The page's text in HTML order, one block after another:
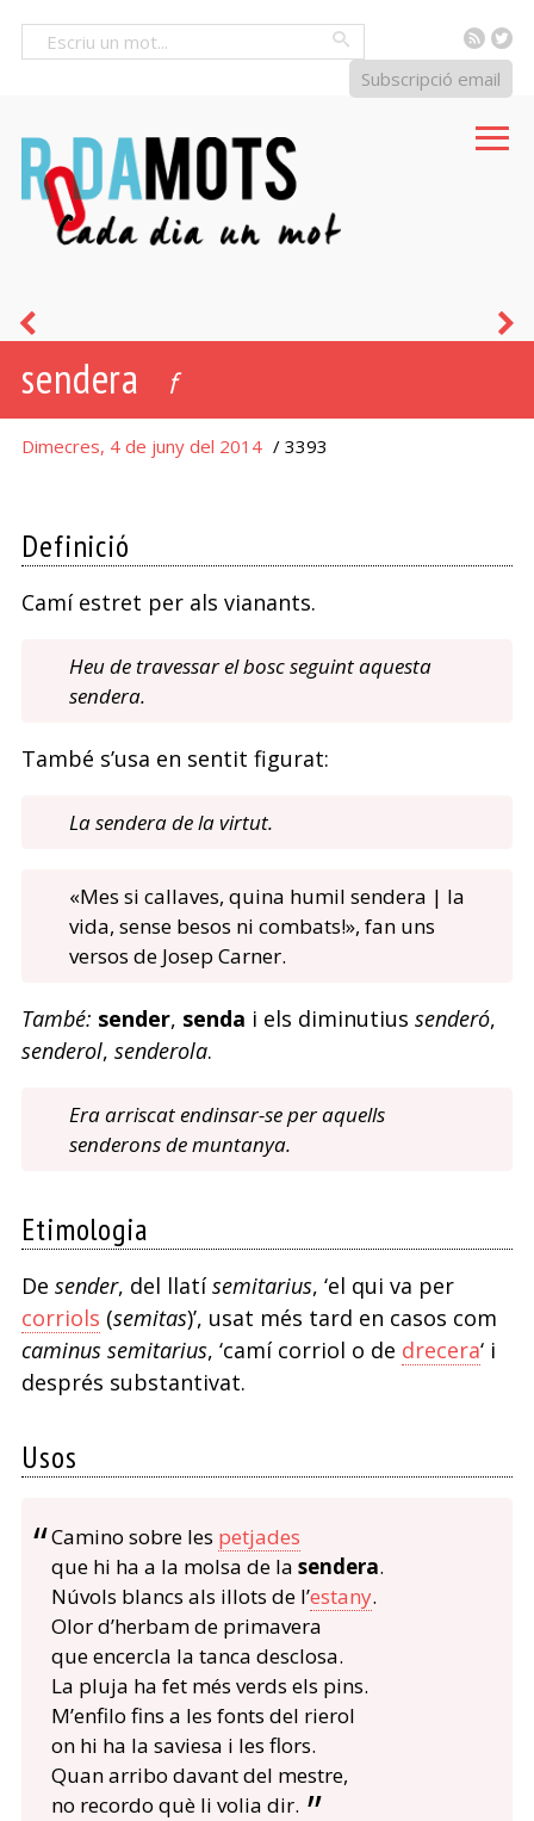
RSS
Subscripció email
sendera f
Dimecres, 4 de juny del 2014 / 3393
Definició
Camí estret per als vianants.
Heu de travessar el bosc seguint aquesta
sendera.
També s’usa en sentit figurat:
La sendera de la virtut.
«Mes si callaves, quina humil sendera | la
vida, sense besos ni combats!», fan uns
versos de Josep Carner.
També: sender, senda i els diminutius senderó,
senderol, senderola.
Era arriscat endinsar-se per aquells
senderons de muntanya.
Etimologia
De sender, del llatísemitarius, ‘el qui va per
corriols (semitas)’, usat més tard en casos com
caminus semitarius, ‘camí corriol o de drecera‘ i
després substantivat.
Usos
Camino sobre les petjades
que hi ha a la molsa de la sendera.
Núvols blancs als illots de l’estany.
Olor d’herbam de primavera
que encercla la tanca desclosa.
La pluja ha fet més verds els pins.
M’enfilo fins a les fonts del rierol
on hi ha la saviesa i les flors.
Quan arribo davant del mestre,
no recordo què li volia dir.
drecera